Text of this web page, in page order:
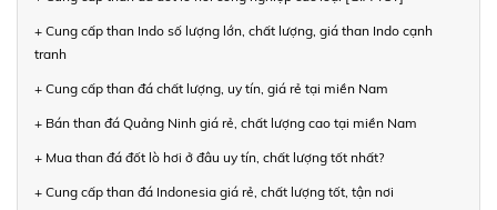
+ Cung cấp than Indo số lượng lớn, chất lượng, giá than Indo cạnh
tranh
+ Cung cấp than đá chất lượng, uy tín, giá rẻ tại miền Nam
+ Bán than đá Quảng Ninh giá rẻ, chất lượng cao tại miền Nam
+ Mua than đá đốt lò hơi ở đâu uy tín, chất lượng tốt nhất?
+ Cung cấp than đá Indonesia giá rẻ, chất lượng tốt, tận nơi